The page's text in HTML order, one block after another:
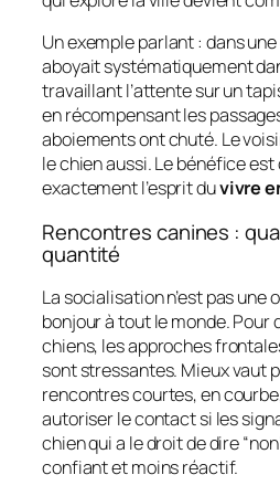
Un exemple parlant : dans
aboyait systématiquement
travaillant l’attente sur un
en récompensant les
aboiements ont chuté. Le
le chien aussi. Le bénéfice
exactement l’esprit duvivre
Rencontres canines :
quantité
La socialisation n’est pas une
bonjour à tout le monde. Pour
chiens, les approches
sont stressantes. Mieux vaut
rencontres courtes, en
autoriser le contact si les
chien qui a le droit de dire
confiant et moins réactif.